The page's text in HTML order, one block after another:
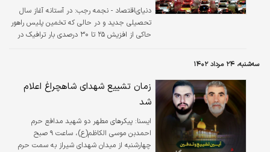
دنیای‌اقتصاد - نجمه رجب: در آستانه آغاز سال
تحصیلی جدید و در حالی که تخمین پلیس راهور
حاکی از افزیش ۲۵ تا ۳۰ درصدی بار ترافیک در
جمله «شاخص اتلاف وقت روزانه شهروندان در
ترافیک» تدوین شده است. آخرین جلسه ستاد
مدارس، دیروز با حضور رئیس پلیس راهور تهران
بزرگ، سرپرست معاونت حمل و نقل و ترافیک
شهرداری تهران و دیگر مدیران و دست‌‌‌اندرکاران
سه‌شنبه، ۲۴ مرداد ۱۴۰۲
زمان تشییع شهدای شاهچراغ اعلام
شد
ايسنا: پیکرهای مطهر دو شهید مدافع حرم
احمدبن موسی الکاظم(ع)، ساعت ۹ صبح
چهارشنبه از میدان شهدای شیراز به سمت حرم